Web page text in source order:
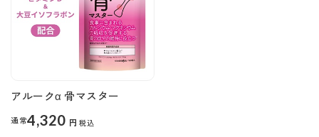
アルークα 骨マスター
通常4,320 円 税込